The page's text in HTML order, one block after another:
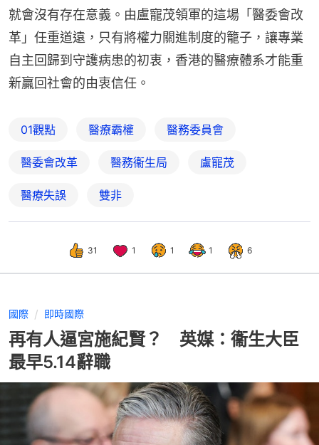
就會沒有存在意義。由盧寵茂領軍的這場「醫委會改
革」任重道遠，只有將權力關進制度的籠子，讓專業
自主回歸到守護病患的初衷，香港的醫療體系才能重
新贏回社會的由衷信任。
01觀點 醫療霸權 醫務委員會
醫委會改革 醫務衞生局 盧寵茂
醫療失誤 雙非
31 1 1 1 6
國際 即時國際
再有人逼宮施紀賢？ 英媒：衞生大臣
最早5.14辭職